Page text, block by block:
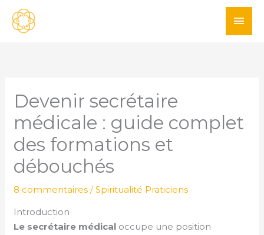
Aller
contenu
Devenir secrétaire
médicale : guide complet
des formations et
débouchés
8 commentaires /Spiritualité Praticiens
Introduction
Le secrétaire médical occupe une position